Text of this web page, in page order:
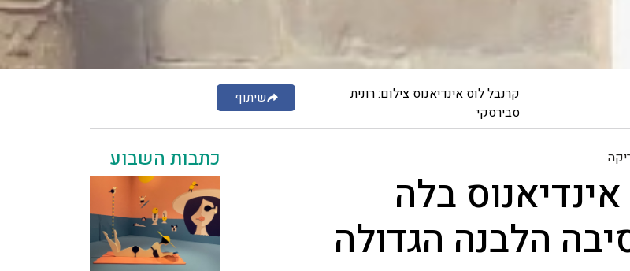
קרנבל לוס אינדיאנוס צילום: רונית
סבירסקי
שיתוף
בלה
הלבנה הגדולה
כתבות השבוע